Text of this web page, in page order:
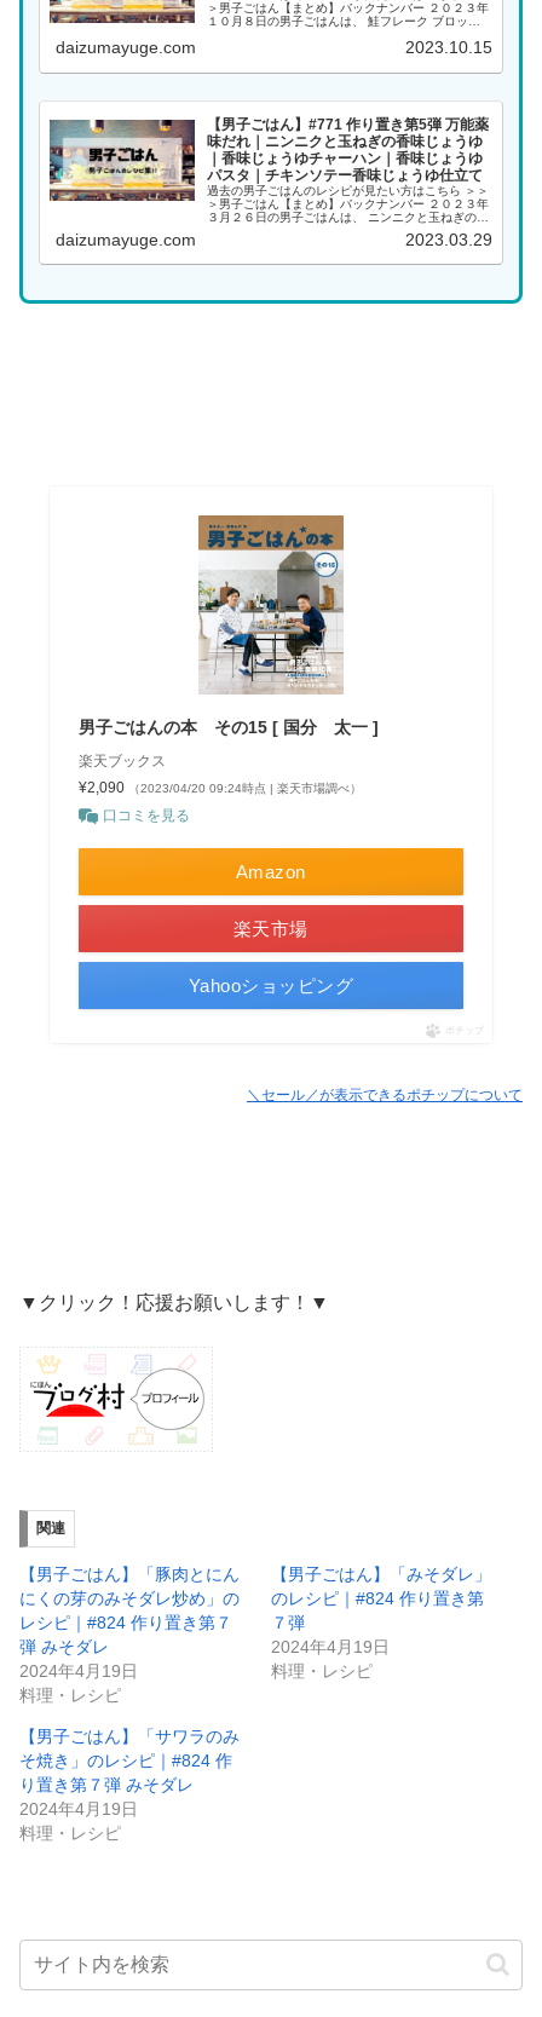
＞男子ごはん【まとめ】バックナンバー ２０２３年
１０月８日の男子ごはんは、 鮭フレーク ブロッコ
（出典：） 材料 甘塩鮭（５００g）、しょう...
daizumayuge.com 2023.10.15
【男子ごはん】#771 作り置き第5弾 万能薬
味だれ｜ニンニクと玉ねぎの香味じょうゆ
｜香味じょうゆチャーハン｜香味じょうゆ
パスタ｜チキンソテー香味じょうゆ仕立て
過去の男子ごはんのレシピが見たい方はこちら ＞＞
＞男子ごはん【まとめ】バックナンバー ２０２３年
３月２６日の男子ごはんは、 ニンニクと玉ねぎの香
パスタ チキンソテー香味じょうゆ仕立て ニンニク...
daizumayuge.com 2023.03.29
男子ごはんの本 その15 [ 国分 太一 ]
楽天ブックス
¥2,090
（2023/04/20 09:24時点 | 楽天市場調べ）
口コミを見る
Amazon
楽天市場
Yahooショッピング
ポチップ
＼セール／が表示できるポチップについて
▼クリック！応援お願いします！▼
関連
【男子ごはん】「豚肉とにん
にくの芽のみそダレ炒め」の
レシピ｜#824 作り置き第７
弾 みそダレ
2024年4月19日
料理・レシピ
【男子ごはん】「みそダレ」
のレシピ｜#824 作り置き第
７弾
2024年4月19日
料理・レシピ
【男子ごはん】「サワラのみ
そ焼き」のレシピ｜#824 作
り置き第７弾 みそダレ
2024年4月19日
料理・レシピ